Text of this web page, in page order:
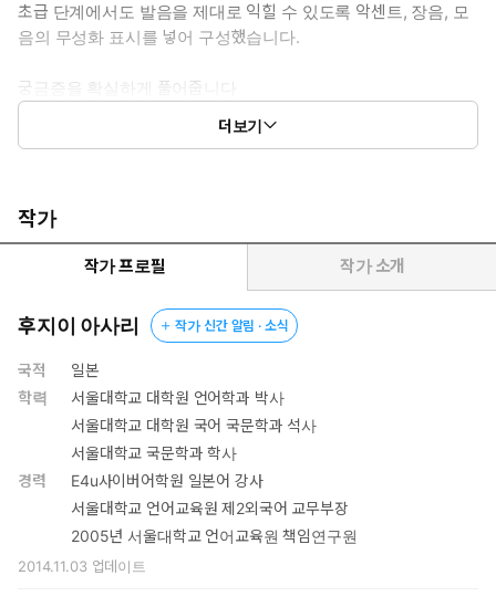
초급 단계에서도 발음을 제대로 익힐 수 있도록 악센트, 장음, 모
음의 무성화 표시를 넣어 구성했습니다.
궁금증을 확실하게 풀어줍니다
85만 독자들이 인정한 최고의 전문가, 후지이 선생님의 노하우를
모두 모아 단어/예문 설명, 뉘앙스 차이 등 상세한 팁을 정리해 넣었
더보기
작가
작가 프로필 작가 소개
후지이 아사리 작가 신간 알림 · 소식
국적
일본
학력
서울대학교 대학원 언어학과 박사
서울대학교 대학원 국어 국문학과 석사
서울대학교 국문학과 학사
경력
E4u사이버어학원 일본어 강사
서울대학교 언어교육원 제2외국어 교무부장
2005년 서울대학교 언어교육원 책임연구원
2014.11.03업데이트